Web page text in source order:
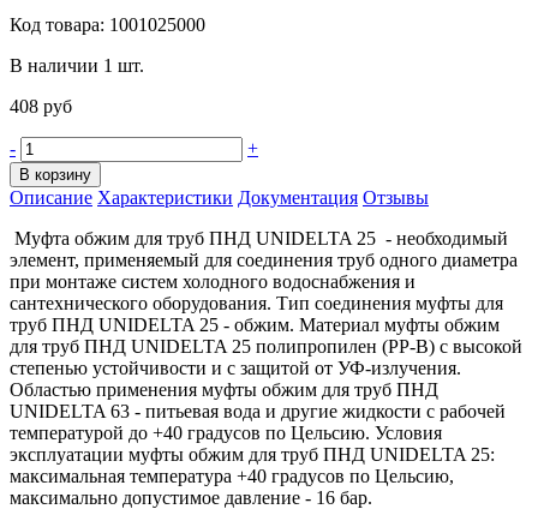
Код товара: 1001025000
В наличии 1 шт.
408 руб
- +
В корзину
Описание Характеристики Документация Отзывы
Муфта обжим для труб ПНД UNIDELTA 25 - необходимый
элемент, применяемый для соединения труб одного диаметра
при монтаже систем холодного водоснабжения и
сантехнического оборудования. Тип соединения муфты для
труб ПНД UNIDELTA 25 - обжим. Материал муфты обжим
для труб ПНД UNIDELTA 25 полипропилен (PP-B) с высокой
степенью устойчивости и с защитой от УФ-излучения.
Областью применения муфты обжим для труб ПНД
UNIDELTA 63 - питьевая вода и другие жидкости с рабочей
температурой до +40 градусов по Цельсию. Условия
эксплуатации муфты обжим для труб ПНД UNIDELTA 25:
максимальная температура +40 градусов по Цельсию,
максимально допустимое давление - 16 бар.